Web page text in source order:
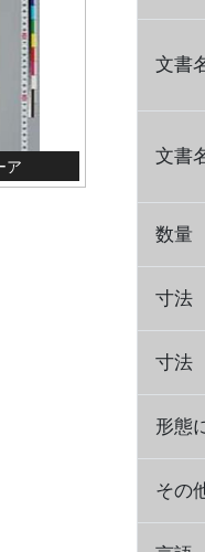
ア
文書
文書
数量
寸法
寸法
形態
その